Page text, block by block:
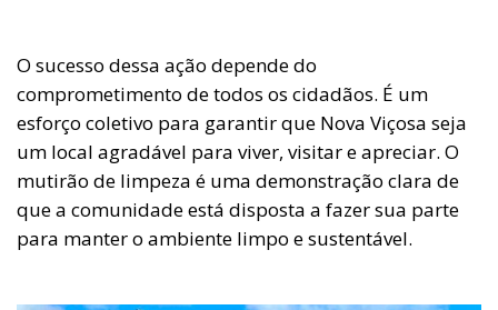
O sucesso dessa ação depende do
comprometimento de todos os cidadãos. É um
esforço coletivo para garantir que Nova Viçosa seja
um local agradável para viver, visitar e apreciar. O
mutirão de limpeza é uma demonstração clara de
que a comunidade está disposta a fazer sua parte
para manter o ambiente limpo e sustentável.